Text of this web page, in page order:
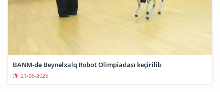
BANM-də Beynəlxalq Robot Olimpiadası keçirilib
21-06-2026